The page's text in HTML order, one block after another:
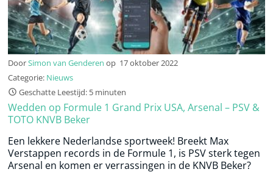
DoorSimon van Genderen op 17 oktober 2022
Categorie: Nieuws
Geschatte Leestijd: 5 minuten
Wedden op Formule 1 Grand Prix USA, Arsenal – PSV &
TOTO KNVB Beker
Een lekkere Nederlandse sportweek! Breekt Max
Verstappen records in de Formule 1, is PSV sterk tegen
Arsenal en komen er verrassingen in de KNVB Beker?